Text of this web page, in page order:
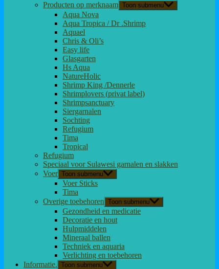
Producten op merknaam Toon submenu
Aqua Nova
Aqua Tropica / Dr .Shrimp
Aquael
Chris & Oli’s
Easy life
Glasgarten
Hs Aqua
NatureHolic
Shrimp King /Dennerle
Shrimplovers (privat label)
Shrimpsanctuary
Siergarnalen
Sochting
Refugium
Tima
Tropical
Refugium
Speciaal voor Sulawesi garnalen en slakken
Voer Toon submenu
Voer Sticks
Tima
Overige toebehoren Toon submenu
Gezondheid en medicatie
Decoratie en hout
Hulpmiddelen
Mineraal ballen
Techniek en aquaria
Verlichting en toebehoren
Informatie. Toon submenu